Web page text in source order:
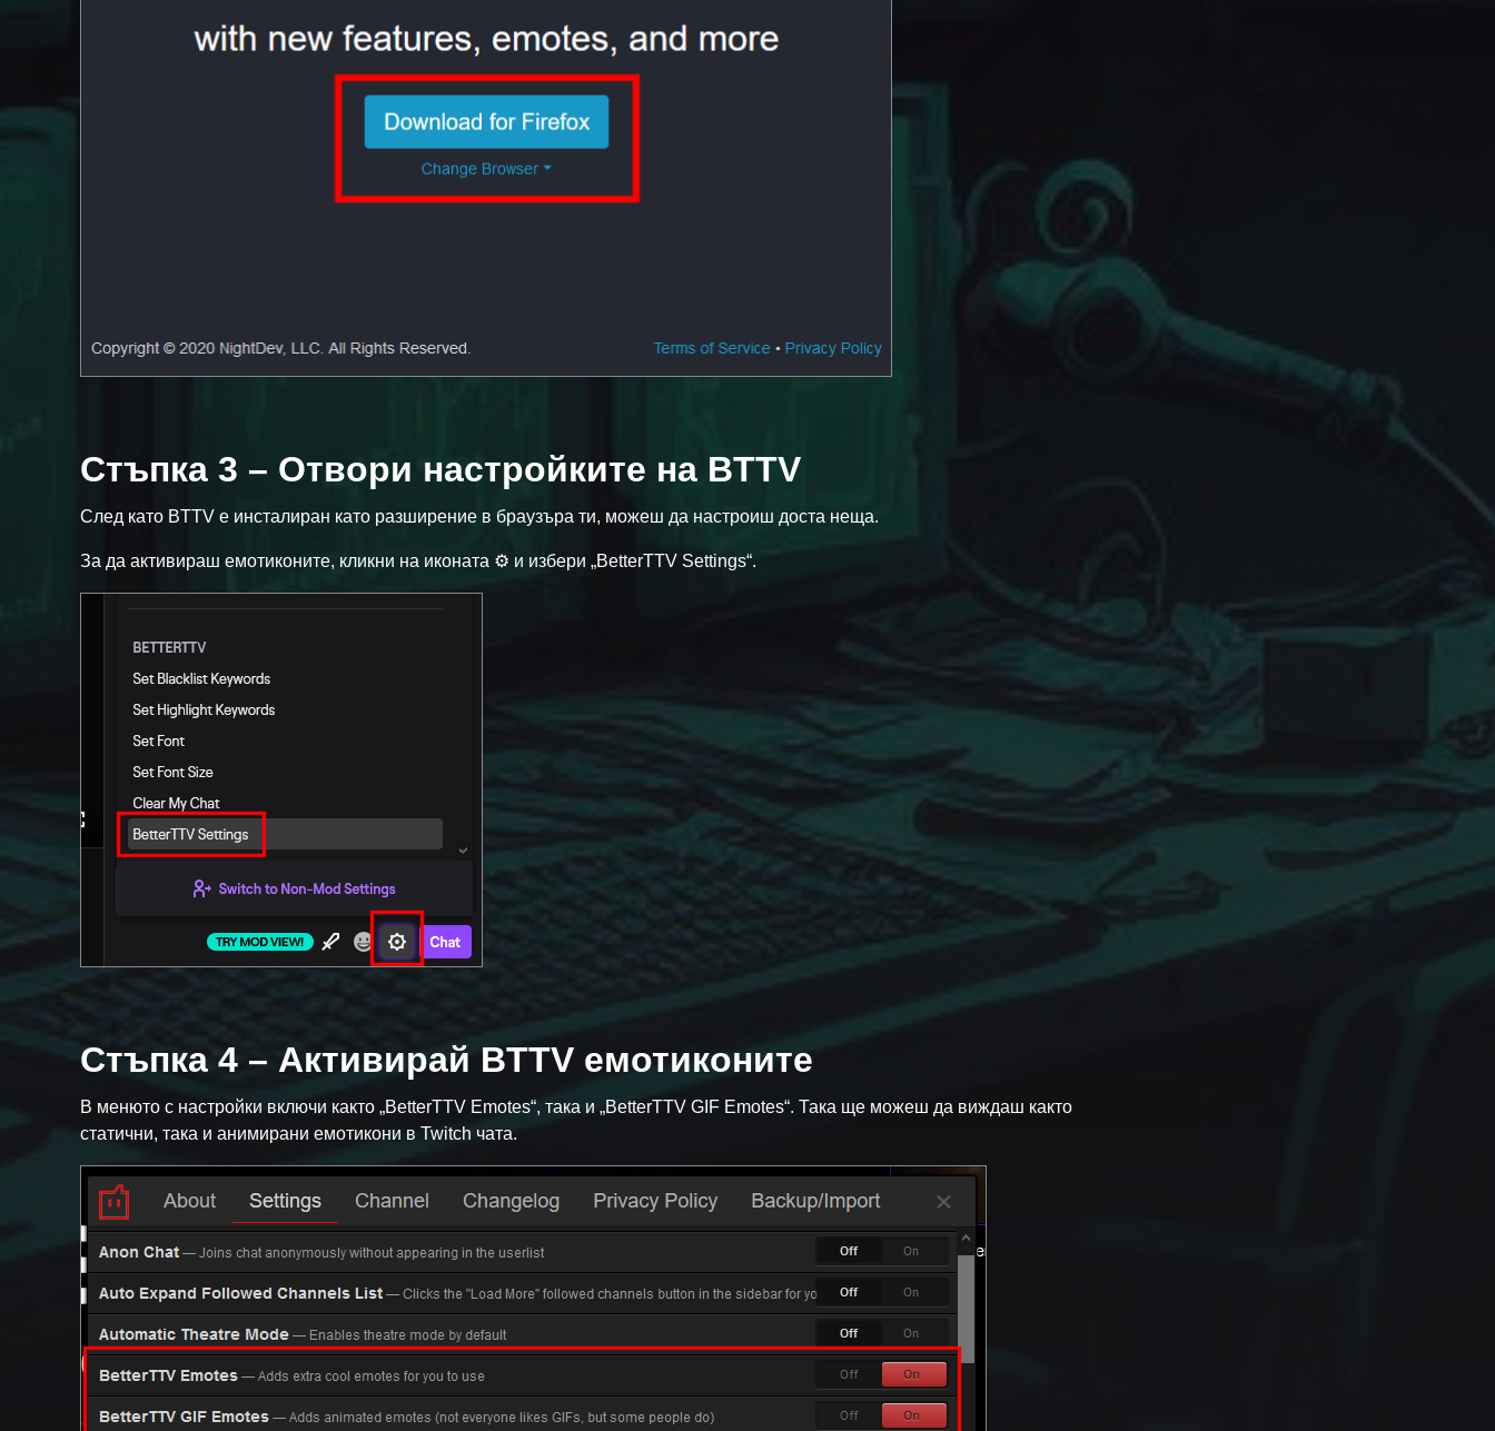
Стъпка 3 – Отвори настройките на BTTV
След като BTTV е инсталиран като разширение в браузъра ти, можеш да настроиш доста неща.
За да активираш емотиконите, кликни на иконата ⚙️ и избери „BetterTTV Settings“.
Стъпка 4 – Активирай BTTV емотиконите
В менюто с настройки включи както „BetterTTV Emotes“, така и „BetterTTV GIF Emotes“. Така ще можеш да виждаш както
статични, така и анимирани емотикони в Twitch чата.